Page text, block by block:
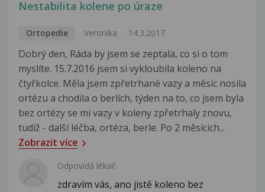
Nestabilita kolene po úraze
Ortopedie Veronika 14.3.2017
Dobrý den, Ráda by jsem se zeptala, co si o tom
myslíte. 15.7.2016 jsem si vykloubila koleno na
čtyřkolce. Měla jsem zpřetrhané vazy a měsíc nosila
ortézu a chodila o berlích, týden na to, co jsem byla
bez ortézy se mi vazy v koleny zpřetrhaly znovu,
tudíž - další léčba, ortéza, berle. Po 2 měsících...
Zobrazit více
Odpovídá lékař:
zdravím vás, ano jistě koleno bez